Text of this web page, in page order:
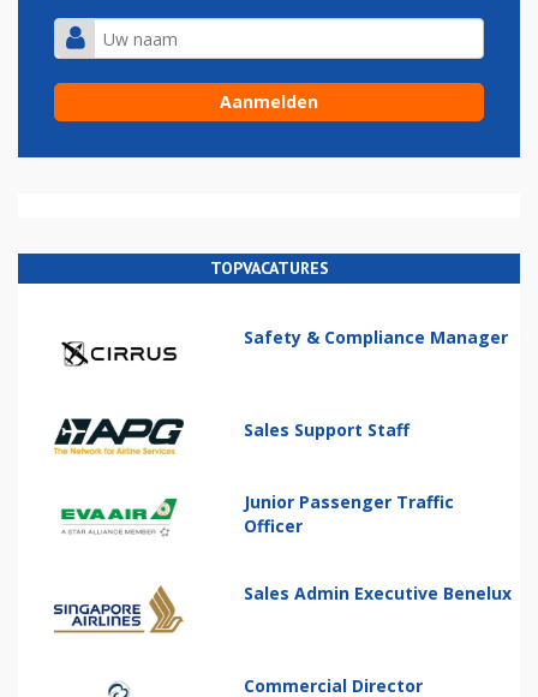
TOPVACATURES
Safety & Compliance Manager
Sales Support Staff
Junior Passenger Traffic
Officer
Sales Admin Executive Benelux
Commercial Director